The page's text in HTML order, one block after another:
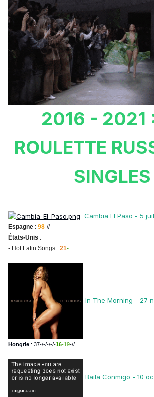
2016 - 2021
ROULETTE
SINGLES
Cambia El Paso - 5
Espagne : 98-//
États-Unis :
- Hot Latin Songs : 21-...
In The Morning - 27
Hongrie : 37-/-/-/-/-16-19-//
Baila Conmigo - 10